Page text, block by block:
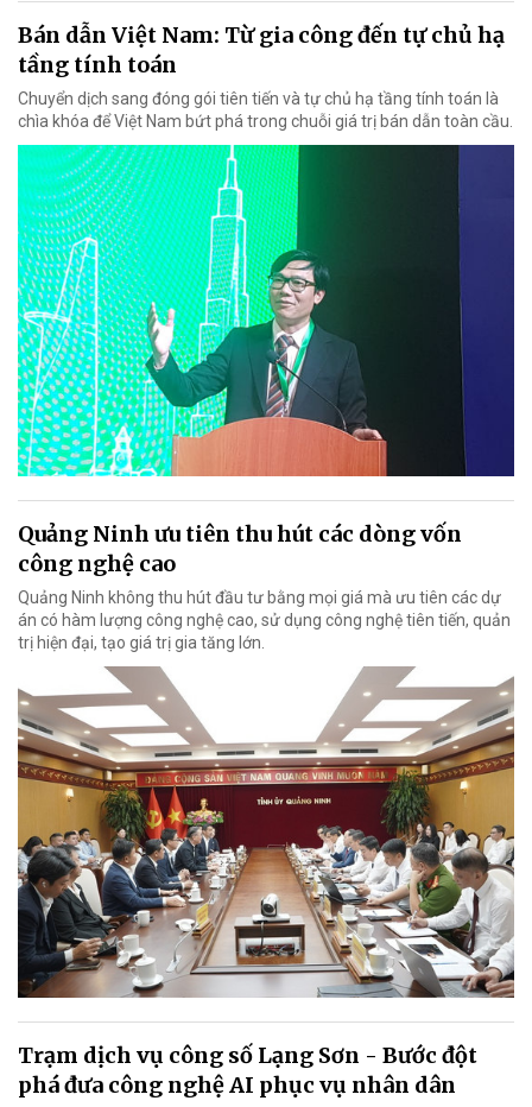
Bán dẫn Việt Nam: Từ gia công đến tự chủ hạ
tầng tính toán
Chuyển dịch sang đóng gói tiên tiến và tự chủ hạ tầng tính toán là
chìa khóa để Việt Nam bứt phá trong chuỗi giá trị bán dẫn toàn cầu.
Quảng Ninh ưu tiên thu hút các dòng vốn
công nghệ cao
Quảng Ninh không thu hút đầu tư bằng mọi giá mà ưu tiên các dự
án có hàm lượng công nghệ cao, sử dụng công nghệ tiên tiến, quản
trị hiện đại, tạo giá trị gia tăng lớn.
Trạm dịch vụ công số Lạng Sơn - Bước đột
phá đưa công nghệ AI phục vụ nhân dân